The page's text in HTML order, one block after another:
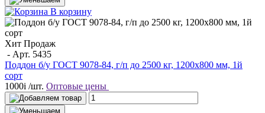
В корзину
Хит Продаж
- Арт. 5435
Поддон б/у ГОСТ 9078-84, г/п до 2500 кг, 1200х800 мм, 1й
сорт
1000i /шт. Оптовые цены